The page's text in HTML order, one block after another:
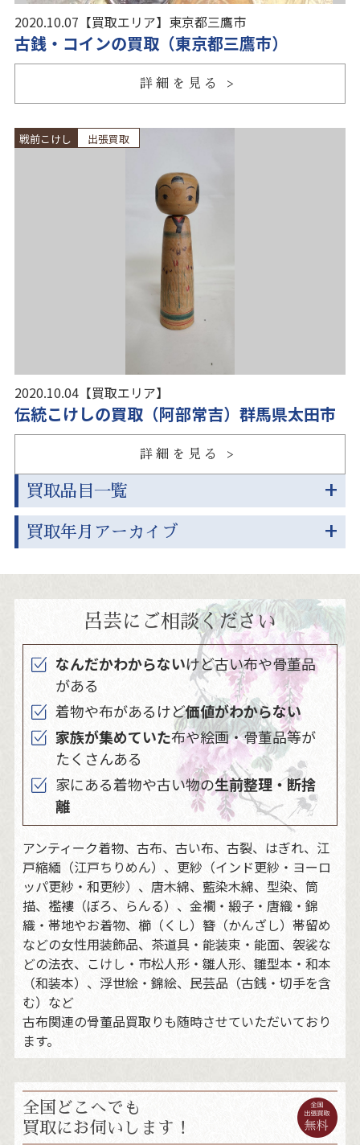
2020.10.07 【買取エリア】 東京都三鷹市
古銭・コインの買取（東京都三鷹市）
詳細を見る
戦前こけし 出張買取
2020.10.04【買取エリア】
伝統こけしの買取（阿部常吉）群馬県太田市
詳細を見る
買取品目一覧
買取年月アーカイブ
呂芸にご相談ください
なんだかわからないけど古い布や骨董品
がある
着物や布があるけど価値がわからない
家族が集めていた布や絵画・骨董品等が
たくさんある
家にある着物や古い物の生前整理・断捨
離
アンティーク着物、古布、古い布、古裂、はぎれ、江
戸縮緬（江戸ちりめん）、更紗（インド更紗・ヨーロ
ッパ更紗・和更紗）、唐木綿、藍染木綿、型染、筒
描、襤褸（ぼろ、らんる）、金襴・緞子・唐織・錦
織・帯地やお着物、櫛（くし）簪（かんざし）帯留め
などの女性用装飾品、茶道具・能装束・能面、袈裟な
どの法衣、こけし・市松人形・雛人形、雛型本・和本
（和装本）、浮世絵・錦絵、民芸品（古銭・切手を含
む）など
古布関連の骨董品買取りも随時させていただいており
ます。
全国どこへでも
買取にお伺いします！